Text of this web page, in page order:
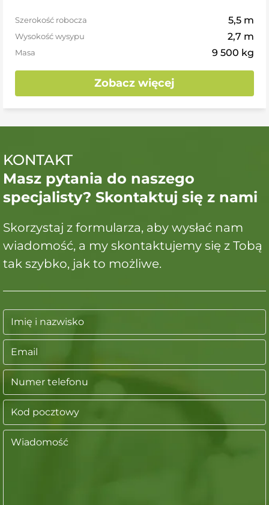
Szerokość robocza 5,5 m
Wysokość wysypu 2,7 m
Masa 9 500 kg
Zobacz więcej
KONTAKT
Masz pytania do naszego
specjalisty? Skontaktuj się z nami
Skorzystaj z formularza, aby wysłać nam
wiadomość, a my skontaktujemy się z Tobą
tak szybko, jak to możliwe.